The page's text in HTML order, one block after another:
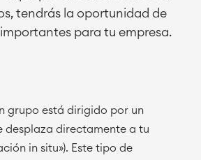
tendrás la oportunidad de
para tu empresa.
grupo está dirigido por un
desplaza directamente a tu
in situ»). Este tipo de